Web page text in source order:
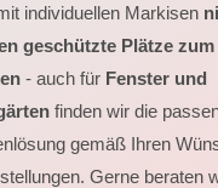
individuellen Markisen
geschützte Plätze zum
- auch für Fenster und
finden wir die
gemäß Ihren
Gerne beraten